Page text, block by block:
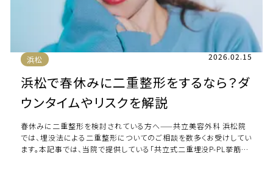
浜松 2026.02.15
浜松で春休みに二重整形をするなら？ダ
ウンタイムやリスクを解説
春休みに二重整形を検討されている方へ——共立美容外科 浜松院
では、埋没法による二重整形についてのご相談を数多くお受けしてい
ます。本記事では、当院で提供している「共立式二重埋没P-PL挙筋